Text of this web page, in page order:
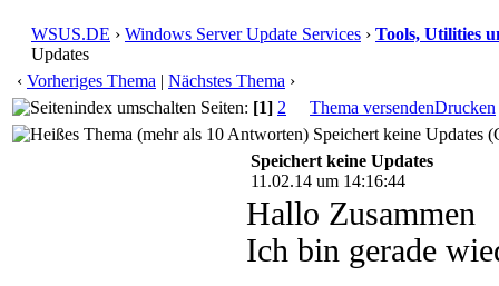
WSUS.DE › Windows Server Update Services › Tools, Utilities
Updates
‹ Vorheriges Thema | Nächstes Thema ›
Seiten: [1] 2 Thema versendenDrucken
Speichert keine Updates
Speichert keine Updates
11.02.14 um 14:16:44
Hallo Zusammen
Ich bin gerade